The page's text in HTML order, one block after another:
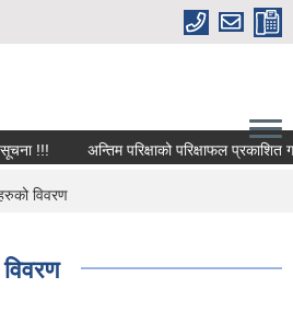
!!! अन्तिम परिक्षाको परिक्षाफल प्रकाशित
विवरण